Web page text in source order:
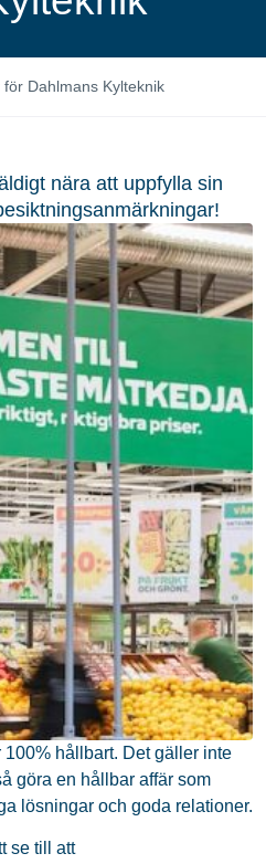
Dahlmans Kylteknik
nära att uppfylla sin
hållbart. Det gäller inte
göra en hållbar affär som
lösningar och goda relationer.
se till att